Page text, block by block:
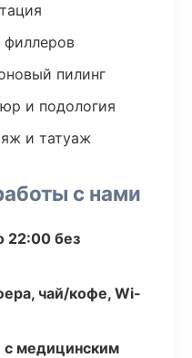
филлеров
пилинг
и подология
и татуаж
с нами
22:00 без
чай/кофе, Wi-
с медицинским